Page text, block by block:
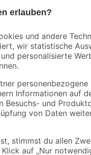
Ein Anstrich von
erfüllt noch weitere
Holzlasur von Toom
nachdem eine
Dabei verpasst er deinem